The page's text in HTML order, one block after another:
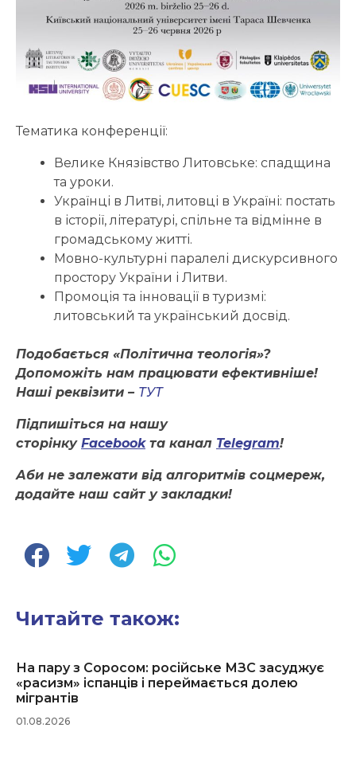
Тематика конференції:
Велике Князівство Литовське: спадщина
та уроки.
Українці в Литві, литовці в Україні: постать
в історії, літературі, спільне та відмінне в
громадському житті.
Мовно-культурні паралелі дискурсивного
простору України і Литви.
Промоція та інновації в туризмі:
литовський та український досвід.
Подобається «Політична теологія»?
Допоможіть нам працювати ефективніше!
Наші реквізити – ТУТ
Підпишіться на нашу
сторінку Facebookта канал Telegram!
Аби не залежати від алгоритмів соцмереж,
додайте наш сайт у закладки!
Читайте також:
На пару з Соросом: російське МЗС засуджує
«расизм» іспанців і переймається долею
мігрантів
01.08.2026